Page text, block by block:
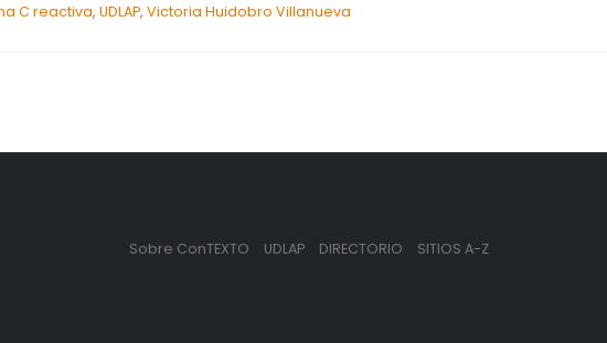
C reactiva, UDLAP, Victoria Huidobro Villanueva
Sobre ConTEXTO UDLAP DIRECTORIO SITIOS A-Z